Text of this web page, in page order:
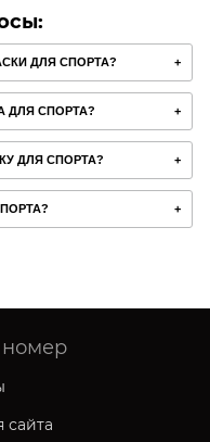
ДЛЯ СПОРТА?
ДЛЯ СПОРТА?
ДЛЯ СПОРТА?
номер
сайта